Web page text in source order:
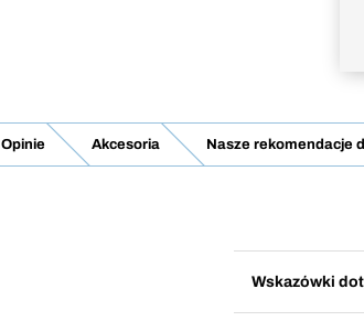
Opinie Akcesoria Nasze rekomendacje
Wskazówki